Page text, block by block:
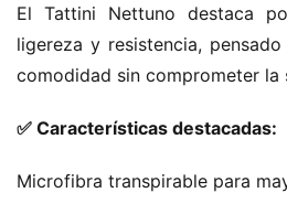
El Tattini Nettuno destaca
ligereza y resistencia,
comodidad sin comprometer la
✅ Características destacadas:
Microfibra transpirable para